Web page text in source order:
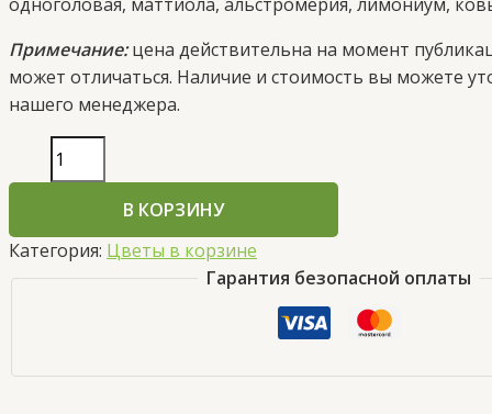
Примечание: цена действительна на момент
может отличаться. Наличие и стоимость вы можете
нашего менеджера.
В КОРЗИНУ
Категория: Цветы в корзине
Гарантия безопасной оплаты